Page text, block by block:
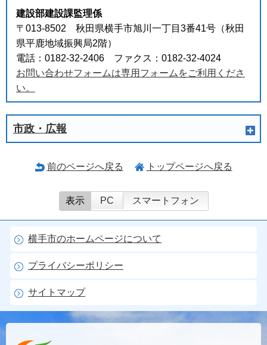
建設部建設課監理係
〒013-8502 秋田県横手市旭川一丁目3番41号（秋田
県平鹿地域振興局2階）
電話：0182-32-2406 ファクス：0182-32-4024
お問い合わせフォームは専用フォームをご利用くださ
い。
市政・広報
前のページへ戻る トップページへ戻る
表示 PC スマートフォン
横手市のホームページについて
プライバシーポリシー
サイトマップ